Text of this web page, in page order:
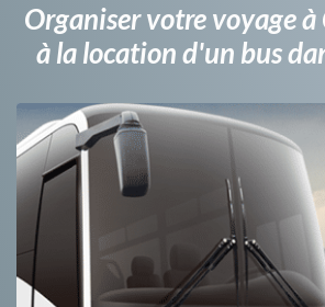
Organiser votre voyage à
à la location d'un bus